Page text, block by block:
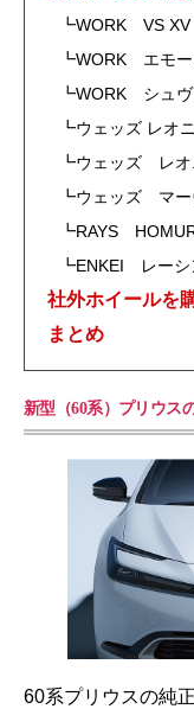
┗WORK VS XV
┗WORK エモー
┗WORK シュヴ
┗ウェッズ レオ
┗ウェッズ レオ
┗ウェッズ マー
┗RAYS
┗ENKEI レーシ
社外ホイールを
まとめ
新型（60系）プリウス
60系プリウスの純